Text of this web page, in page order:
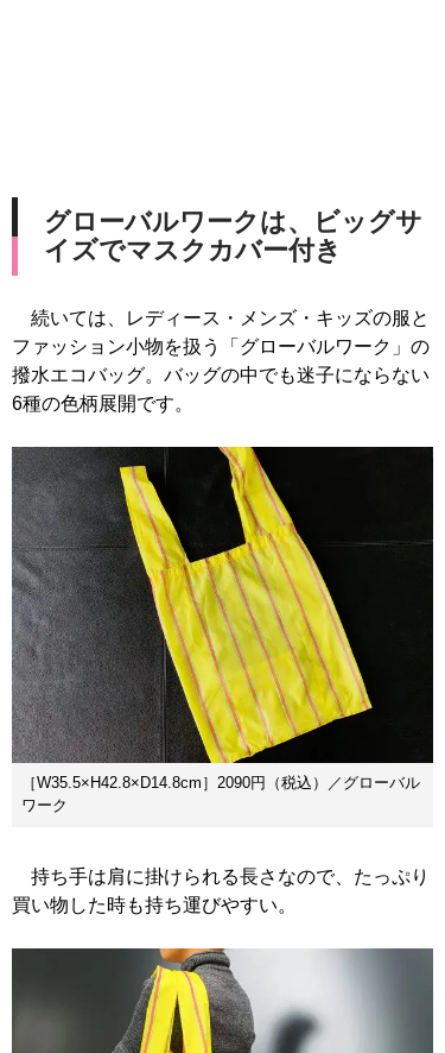
グローバルワークは、ビッグサ
イズでマスクカバー付き
続いては、レディース・メンズ・キッズの服と
ファッション小物を扱う「グローバルワーク」の
撥水エコバッグ。バッグの中でも迷子にならない
6種の色柄展開です。
［W35.5×H42.8×D14.8cm］2090円（税込）／グローバル
ワーク
持ち手は肩に掛けられる長さなので、たっぷり
買い物した時も持ち運びやすい。